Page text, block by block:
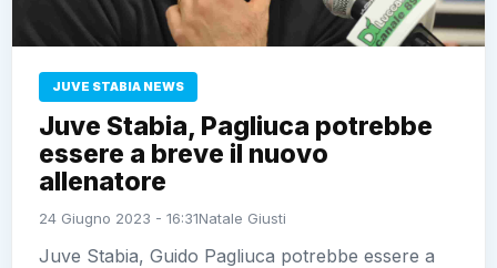
JUVE STABIA NEWS
Juve Stabia, Pagliuca potrebbe
essere a breve il nuovo
allenatore
24 Giugno 2023 - 16:31Natale Giusti
Juve Stabia, Guido Pagliuca potrebbe essere a